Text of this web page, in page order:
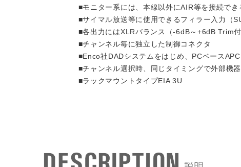
■モニター系には、本線以外にAIR等を接続で
■サイマル放送等に使用できるフィラー入力（
■各出力にはXLRバランス（-6dB～+6dB Trim
■チャンネル毎に独立した制御コネクタ
■Enco社DADシステムをはじめ、PCベース
■チャンネル選択時、同じタイミングで外部機
■ラックマウントタイプEIA 3U